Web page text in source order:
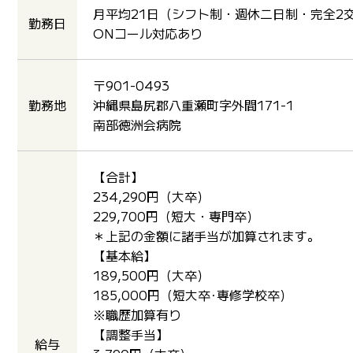
勤務日
月平均21日（シフト制・週休二日制・完全2
ONコール対応あり
勤務地
〒901-0493
沖縄県島尻郡八重瀬町字外間171-1
南部徳洲会病院
給与
【合計】
234,290円（大卒）
229,700円（短大・専門卒）
＊上記の金額に諸手当が加算されます。
【基本給】
189,500円（大卒）
185,000円（短大卒･専修学校卒）
※職歴加算有り
【調整手当】